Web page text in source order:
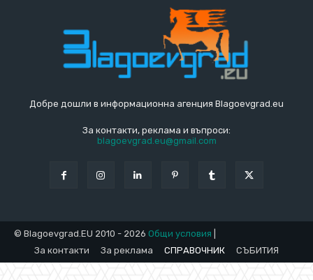
Добре дошли в информационна агенция Blagoevgrad.eu
За контакти, реклама и въпроси:
blagoevgrad.eu@gmail.com
© Blagoevgrad.EU 2010 - 2026 Общи условия
За контакти
За реклама СПРАВОЧНИК СЪБИТИЯ